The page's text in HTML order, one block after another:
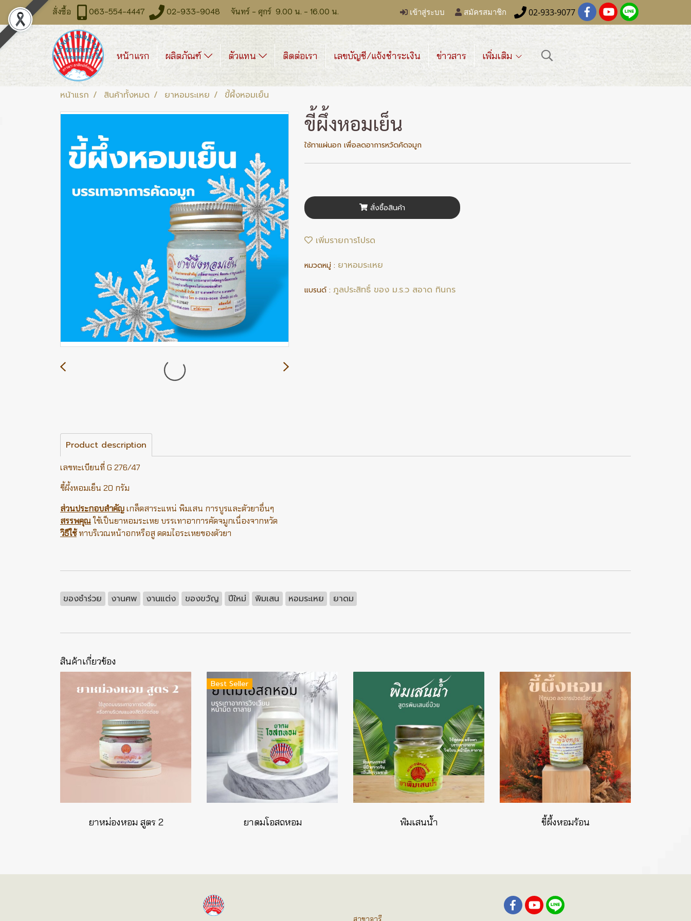
สั่งซื้อ 063-554-4447 02-933-9048 จันทร์ - ศุกร์ 9.00 น. - 16.00 น. เข้าสู่ระบบ สมัครสมาชิก 02-933-9077
หน้าแรก ผลิตภัณฑ์ ตัวแทน ติดต่อเรา เลขบัญชี/แจ้งชำระเงิน ข่าวสาร เพิ่มเติม
หน้าแรก สินค้าทั้งหมด ยาหอมระเหย ขี้ผึ้งหอมเย็น
ขี้ผึ้งหอมเย็น
ใช้ทาแผ่นอก เพื่อลดอาการหวัดคัดจมูก
สั่งซื้อสินค้า
เพิ่มรายการโปรด
หมวดหมู่ : ยาหอมระเหย
แบรนด์ : ภูลประสิทธิ์ ของ ม.ร.ว สอาด ทินกร
Product description
เลขทะเบียนที่ G 276/47
ขี้ผึ้งหอมเย็น 20 กรัม
ส่วนประกอบสำคัญเกล็ดสาระแหน่ พิมเสน การบูรและตัวยาอื่นๆ
สรรพคุณใช้เป็นยาหอมระเหย บรรเทาอาการคัดจมูกเนื่องจากหวัด
วิธีใช้ทาบริเวณหน้าอกหรือสู ดดมไอระเหยของตัวยา
ของชำร่วย งานศพ งานแต่ง ของขวัญ ปีใหม่ พิมเสน หอมระเหย ยาดม
สินค้าเกี่ยวข้อง
ยาหม่องหอม สูตร 2
Best Seller
ยาดมโอสถหอม พิมเสนน้ำ ขี้ผึ้งหอมร้อน
สาขาอารี